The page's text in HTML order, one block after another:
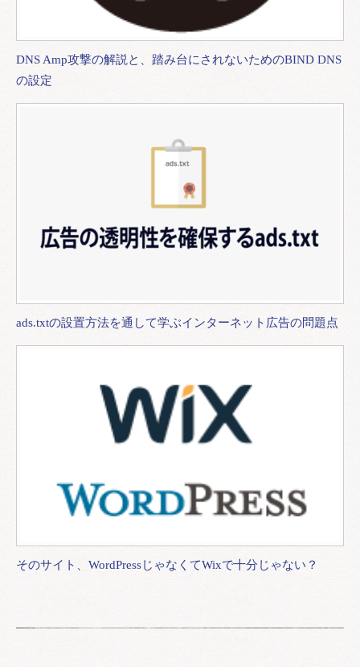
DNS Amp攻撃の解説と、踏み台にされないためのBIND DNS
の設定
ads.txtの設置方法を通して学ぶインターネット広告の問題点
そのサイト、WordPressじゃなくてWixで十分じゃない？